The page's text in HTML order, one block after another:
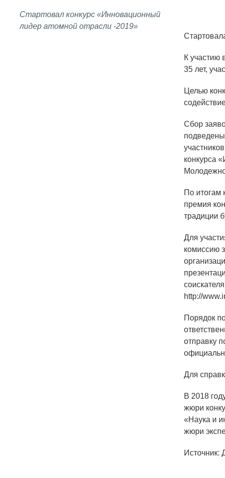
Обеспечение жильем
Стартовал конкурс «Инновационный
лидер атомной отрасли -2019»
К участию
35 лет,
Целью
Сбор
подведены
конкурса
По итогам
премия
традиции
Для
комиссию
http://
Порядок
отправку
Для
В 2018
жюри
«Наука и
жюри
Источник: